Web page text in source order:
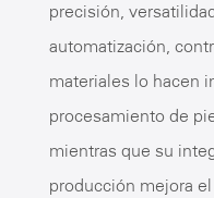
precisión,
automatización,
materiales lo hacen
procesamiento de
mientras que su
producción mejora